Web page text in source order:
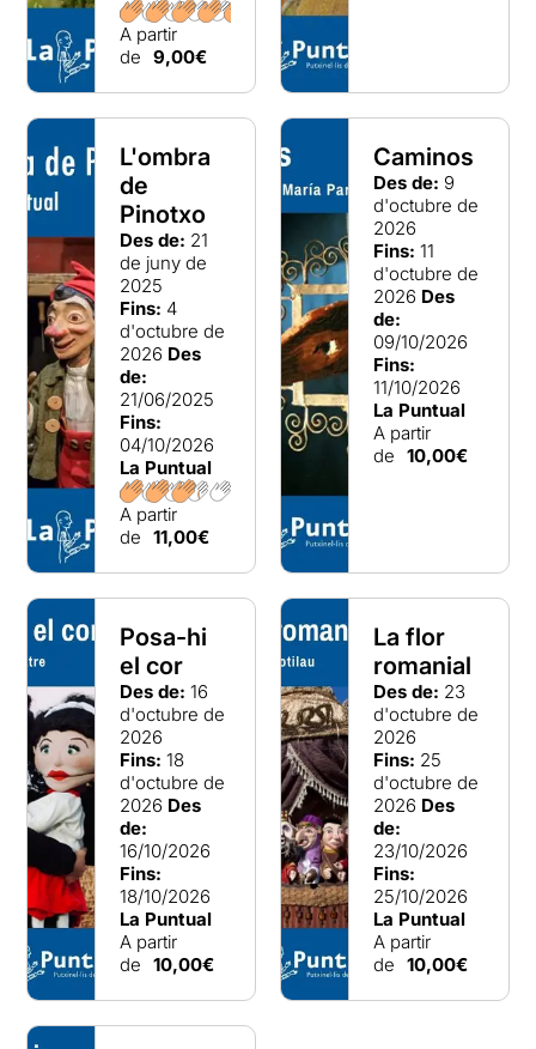
A partir
de 9,00€
L'ombra
de
Pinotxo
Des de: 21
de juny de
2025
Fins: 4
d'octubre de
2026 Des
de:
21/06/2025
Fins:
04/10/2026
La Puntual
A partir
de 11,00€
Caminos
Des de: 9
d'octubre de
2026
Fins: 11
d'octubre de
2026 Des
de:
09/10/2026
Fins:
11/10/2026
La Puntual
A partir
de 10,00€
Posa-hi
el cor
Des de: 16
d'octubre de
2026
Fins: 18
d'octubre de
2026 Des
de:
16/10/2026
Fins:
18/10/2026
La Puntual
A partir
de 10,00€
La flor
romanial
Des de: 23
d'octubre de
2026
Fins: 25
d'octubre de
2026 Des
de:
23/10/2026
Fins:
25/10/2026
La Puntual
A partir
de 10,00€